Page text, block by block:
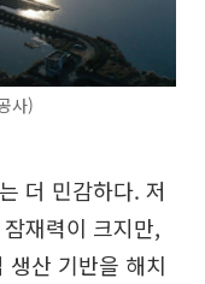
사)
더 민감하다. 저
재력이 크지만,
생산 기반을 해치